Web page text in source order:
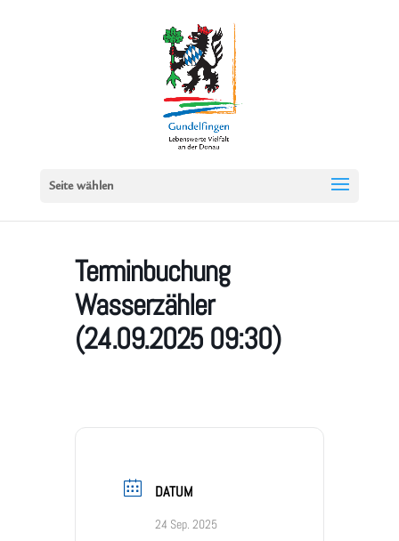
Seite wählen
Terminbuchung
Wasserzähler
(24.09.2025 09:30)
DATUM
24 Sep. 2025